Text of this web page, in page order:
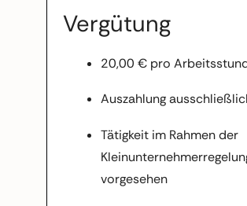
Vergütung
20,00 € pro
Auszahlung
Tätigkeit im Rahmen der
vorgesehen